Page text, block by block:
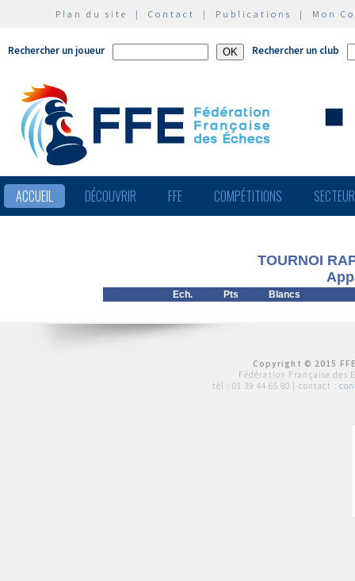
Plan du site | Contact | Publications | Mon
Rechercher un joueur Rechercher un club
ACCUEIL DÉCOUVRIR FFE COMPÉTITIONS
TOURNOI
Ech. Pts Blancs
Copyright © 2015
Fédération Française des
tél : 01 39 44 65 80 | contact :